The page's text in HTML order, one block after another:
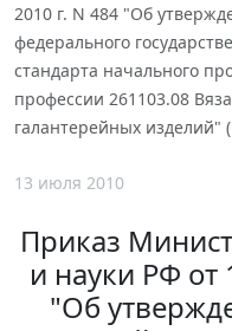
2010 г. N 484 "Об
федерального
стандарта начального
профессии 261103.08
галантерейных изделий"
13 июля 2010
Приказ
и науки РФ от
"Об